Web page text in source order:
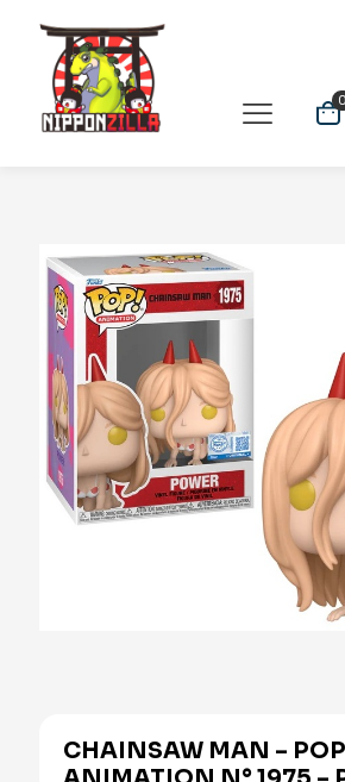
0
CHAINSAW MAN – POP